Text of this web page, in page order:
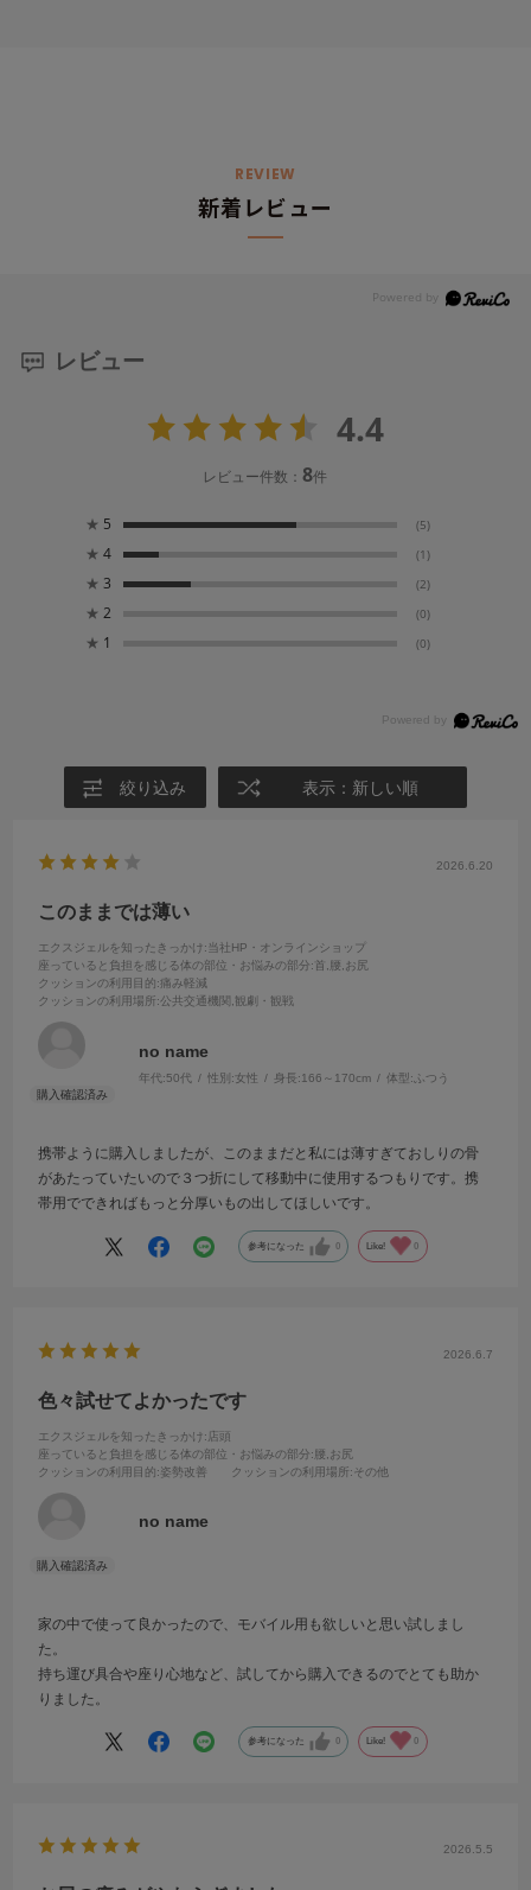
REVIEW
新着レビュー
レビュー
4.4
レビュー件数：8件
★ 5 (5)
★ 4 (1)
★ 3 (2)
★ 2 (0)
★ 1 (0)
絞り込み 表示：新しい順
2026.6.20
このままでは薄い
エクスジェルを知ったきっかけ :当社HP・オンラインショップ
座っていると負担を感じる体の部位・お悩みの部分:首,腰,お尻
クッションの利用目的:痛み軽減
クッションの利用場所:公共交通機関,観劇・観戦
no name
年代:50代 性別:女性 身長:166～170cm 体型: ふつう
携帯ように購入しましたが、このままだと私には薄すぎておしりの骨
があたっていたいので３つ折にして移動中に使用するつもりです。携
帯用でできればもっと分厚いもの出してほしいです。
参考になった 0 Like! 0
2026.6.7
色々試せてよかったです
エクスジェルを知ったきっかけ :店頭
座っていると負担を感じる体の部位・お悩みの部分:腰,お尻
クッションの利用目的:姿勢改善 クッションの利用場所:その他
no name
家の中で使って良かったので、モバイル用も欲しいと思い試しまし
た。
持ち運び具合や座り心地など、試してから購入できるのでとても助か
りました。
参考になった 0 Like! 0
2026.5.5